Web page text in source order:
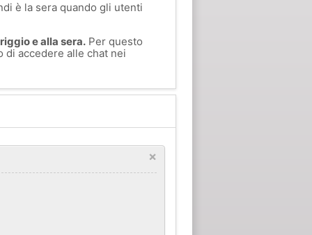
è la sera quando gli utenti
e alla sera.Per questo
di accedere alle chat nei
×